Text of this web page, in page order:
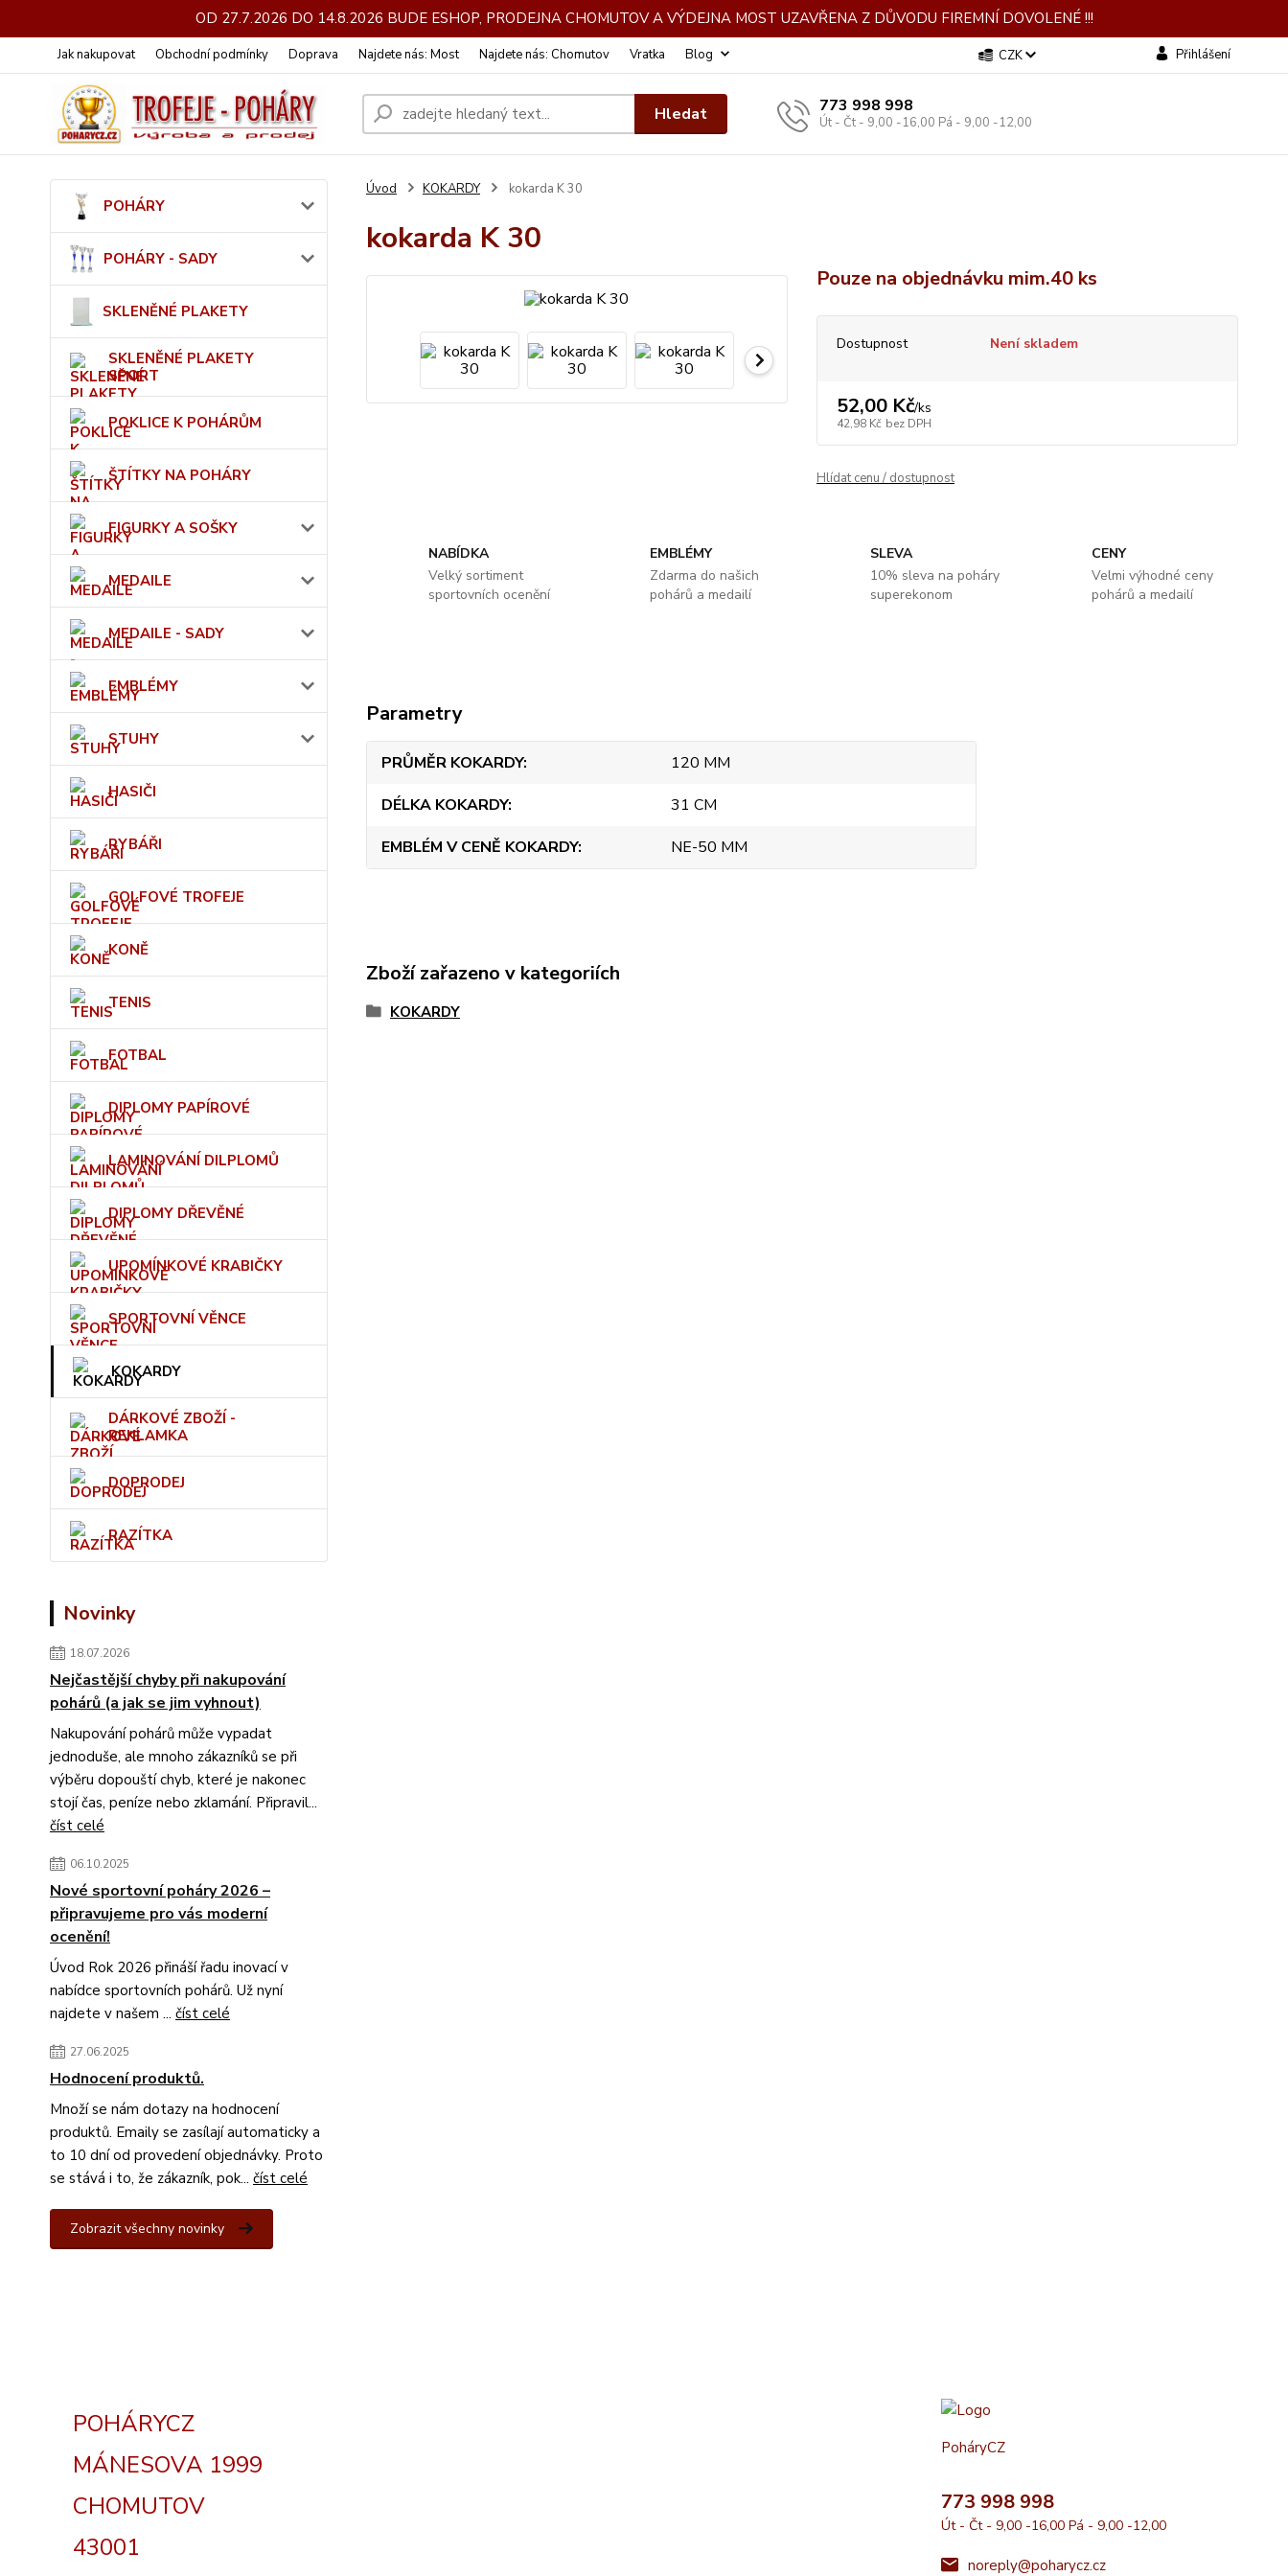
OD 27.7.2026 DO 14.8.2026 BUDE ESHOP, PRODEJNA CHOMUTOV A VÝDEJNA MOST UZAVŘENA Z DŮVODU FIREMNÍ DOVOLENÉ !!!
Jak nakupovat Obchodní podmínky Doprava Najdete nás: Most Najdete nás: Chomutov Vratka Blog CZK Přihlášení
Hledat 773 998 998
Út - Čt - 9,00 -16,00 Pá - 9,00 -12,00
POHÁRY
POHÁRY - SADY
SKLENĚNÉ PLAKETY
SKLENĚNÉ PLAKETY
SPORT
POKLICE K POHÁRŮM
ŠTÍTKY NA POHÁRY
FIGURKY A SOŠKY
MEDAILE
MEDAILE - SADY
EMBLÉMY
STUHY
HASIČI
RYBÁŘI
GOLFOVÉ TROFEJE
KONĚ
TENIS
FOTBAL
DIPLOMY PAPÍROVÉ
LAMINOVÁNÍ DILPLOMŮ
DIPLOMY DŘEVĚNÉ
UPOMÍNKOVÉ KRABIČKY
SPORTOVNÍ VĚNCE
KOKARDY
DÁRKOVÉ ZBOŽÍ -
REKLAMKA
DOPRODEJ
RAZÍTKA
Novinky
18.07.2026
Nejčastější chyby při nakupování
pohárů (a jak se jim vyhnout)
Nakupování pohárů může vypadat
jednoduše, ale mnoho zákazníků se při
výběru dopouští chyb, které je nakonec
stojí čas, peníze nebo zklamání. Připravil...
číst celé
06.10.2025
Nové sportovní poháry 2026 –
připravujeme pro vás moderní
ocenění!
Úvod Rok 2026 přináší řadu inovací v
nabídce sportovních pohárů. Už nyní
najdete v našem ... číst celé
27.06.2025
Hodnocení produktů.
Množí se nám dotazy na hodnocení
produktů. Emaily se zasílají automaticky a
to 10 dní od provedení objednávky. Proto
se stává i to, že zákazník, pok... číst celé
Zobrazit všechny novinky
Úvod KOKARDY kokarda K 30
kokarda K 30
Pouze na objednávku mim.40 ks
Dostupnost Není skladem
52,00 Kč/ks
42,98 Kč bez DPH
Hlídat cenu / dostupnost
NABÍDKA
Velký sortiment
sportovních ocenění
EMBLÉMY
Zdarma do našich
pohárů a medailí
SLEVA
10% sleva na poháry
superekonom
CENY
Velmi výhodné ceny
pohárů a medailí
Parametry
PRŮMĚR KOKARDY
120 MM
DÉLKA KOKARDY
31 CM
EMBLÉM V CENĚ KOKARDY
NE-50 MM
Zboží zařazeno v kategoriích
KOKARDY
POHÁRYCZ
MÁNESOVA 1999
CHOMUTOV
43001
PoháryCZ
773 998 998
Út - Čt - 9,00 -16,00 Pá - 9,00 -12,00
noreply@poharycz.cz